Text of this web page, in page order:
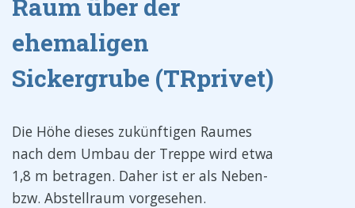
Raum über der
ehemaligen
Sickergrube (TRprivet)
Die Höhe dieses zukünftigen Raumes
nach dem Umbau der Treppe wird etwa
1,8 m betragen. Daher ist er als Neben-
bzw. Abstellraum vorgesehen.